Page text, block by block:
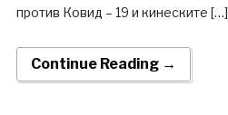
против Ковид – 19 и кинеските […]
Continue Reading →